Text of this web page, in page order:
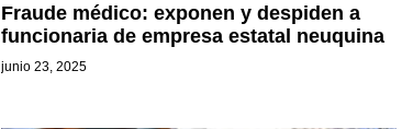
Fraude médico: exponen y despiden a
funcionaria de empresa estatal neuquina
junio 23, 2025